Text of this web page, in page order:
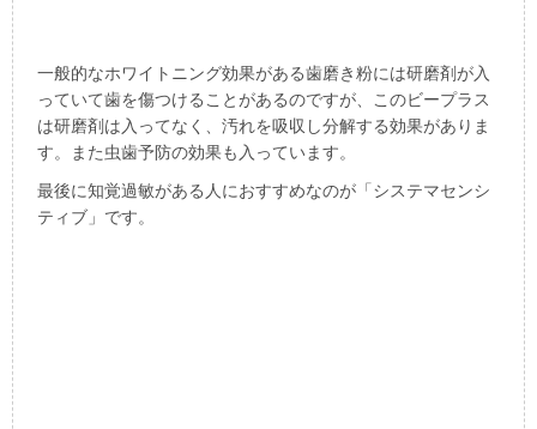
一般的なホワイトニング効果がある歯磨き粉には研磨剤が入
っていて歯を傷つけることがあるのですが、このビープラス
は研磨剤は入ってなく、汚れを吸収し分解する効果がありま
す。また虫歯予防の効果も入っています。
最後に知覚過敏がある人におすすめなのが「システマセンシ
ティブ」です。